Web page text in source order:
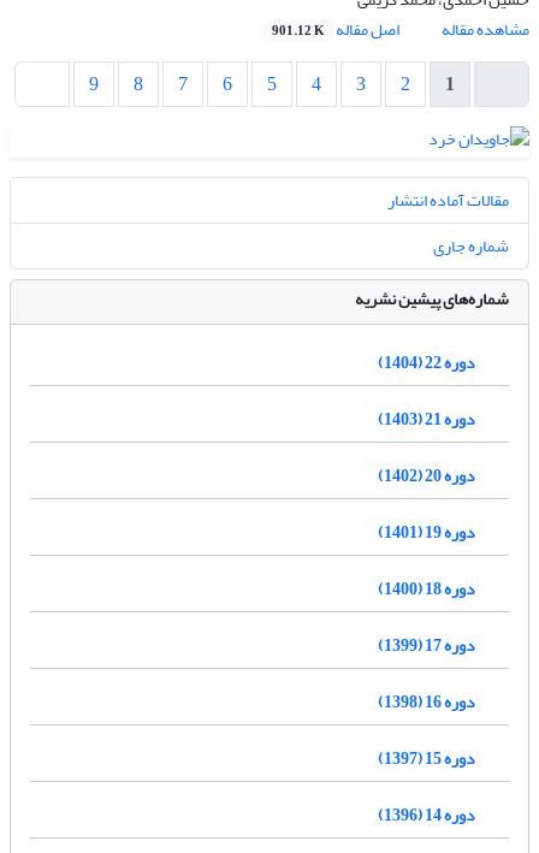
مشاهده مقاله
اصل مقاله 901.12 K
1
2
3
4
5
6
7
8
9
مقالات آماده انتشار
شماره جاری
شماره‌های پیشین نشریه
دوره 22 (1404)
دوره 21 (1403)
دوره 20 (1402)
دوره 19 (1401)
دوره 18 (1400)
دوره 17 (1399)
دوره 16 (1398)
دوره 15 (1397)
دوره 14 (1396)